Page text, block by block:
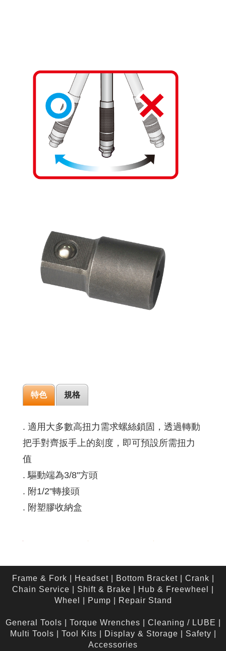
特色 規格
. 適用大多數高扭力需求螺絲鎖固，透過轉動
把手對齊扳手上的刻度，即可預設所需扭力
值
. 驅動端為3/8"方頭
. 附1/2"轉接頭
. 附塑膠收納盒
Frame & Fork Headset| Bottom Bracket| Crank
Chain Service
Shift & Brake Hub & Freewheel
Wheel
Pump Repair Stand
General Tools Torque Wrenches Cleaning / LUBE
Multi Tools
Tool Kits Display & Storage Safety
Accessories